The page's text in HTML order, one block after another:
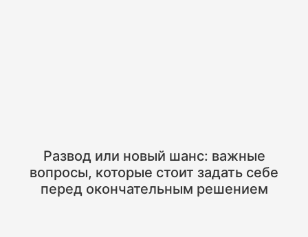
Развод или новый шанс: важные
вопросы, которые стоит задать себе
перед окончательным решением